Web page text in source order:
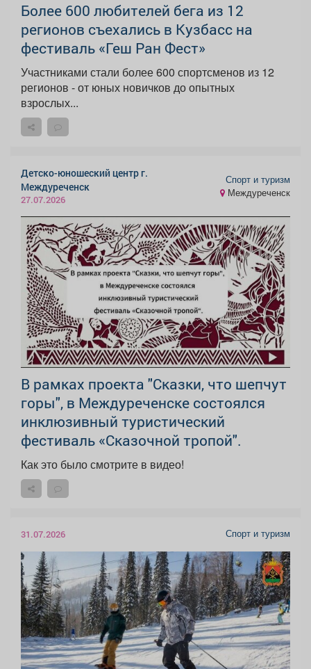
Более 600 любителей бега из 12
регионов съехались в Кузбасс на
фестиваль «Геш Ран Фест»
Участниками стали более 600 спортсменов из 12
регионов - от юных новичков до опытных
взрослых...
Детско-юношеский центр г.
Междуреченск
27.07.2026
Спорт и туризм
Междуреченск
В рамках проекта "Сказки, что шепчут
горы", в Междуреченске состоялся
инклюзивный туристический
фестиваль «Сказочной тропой".
Как это было смотрите в видео!
31.07.2026 Спорт и туризм